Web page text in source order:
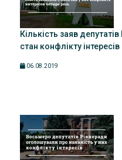
Кількість заяв
стан конфлікту
06.08.2019